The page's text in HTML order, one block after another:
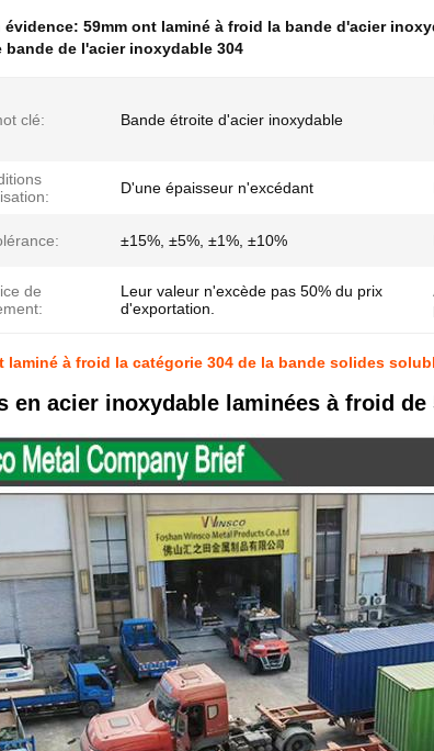
évidence: 59mm ont laminé à froid la bande d'acier
bande de l'acier inoxydable 304
clé: Bande étroite d'acier inoxydable
D'une épaisseur n'excédant
±15%, ±5%, ±1%, ±10%
de
Leur valeur n'excède pas 50% du prix
d'exportation.
laminé à froid la catégorie 304 de la bande solides
en acier inoxydable laminées à froid de